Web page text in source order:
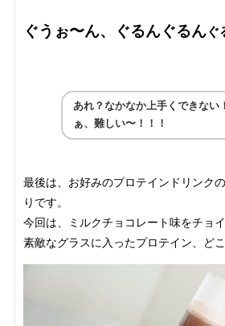
ぐうぉ〜ん、ぐるんぐるんぐ
あれ？なかなか上手くできない
ぁ、難しい〜！！！
最後は、お好みのプロテインドリンク
りです。
今回は、ミルクチョコレート味をチョ
素敵なグラスに入ったプロテイン、ど